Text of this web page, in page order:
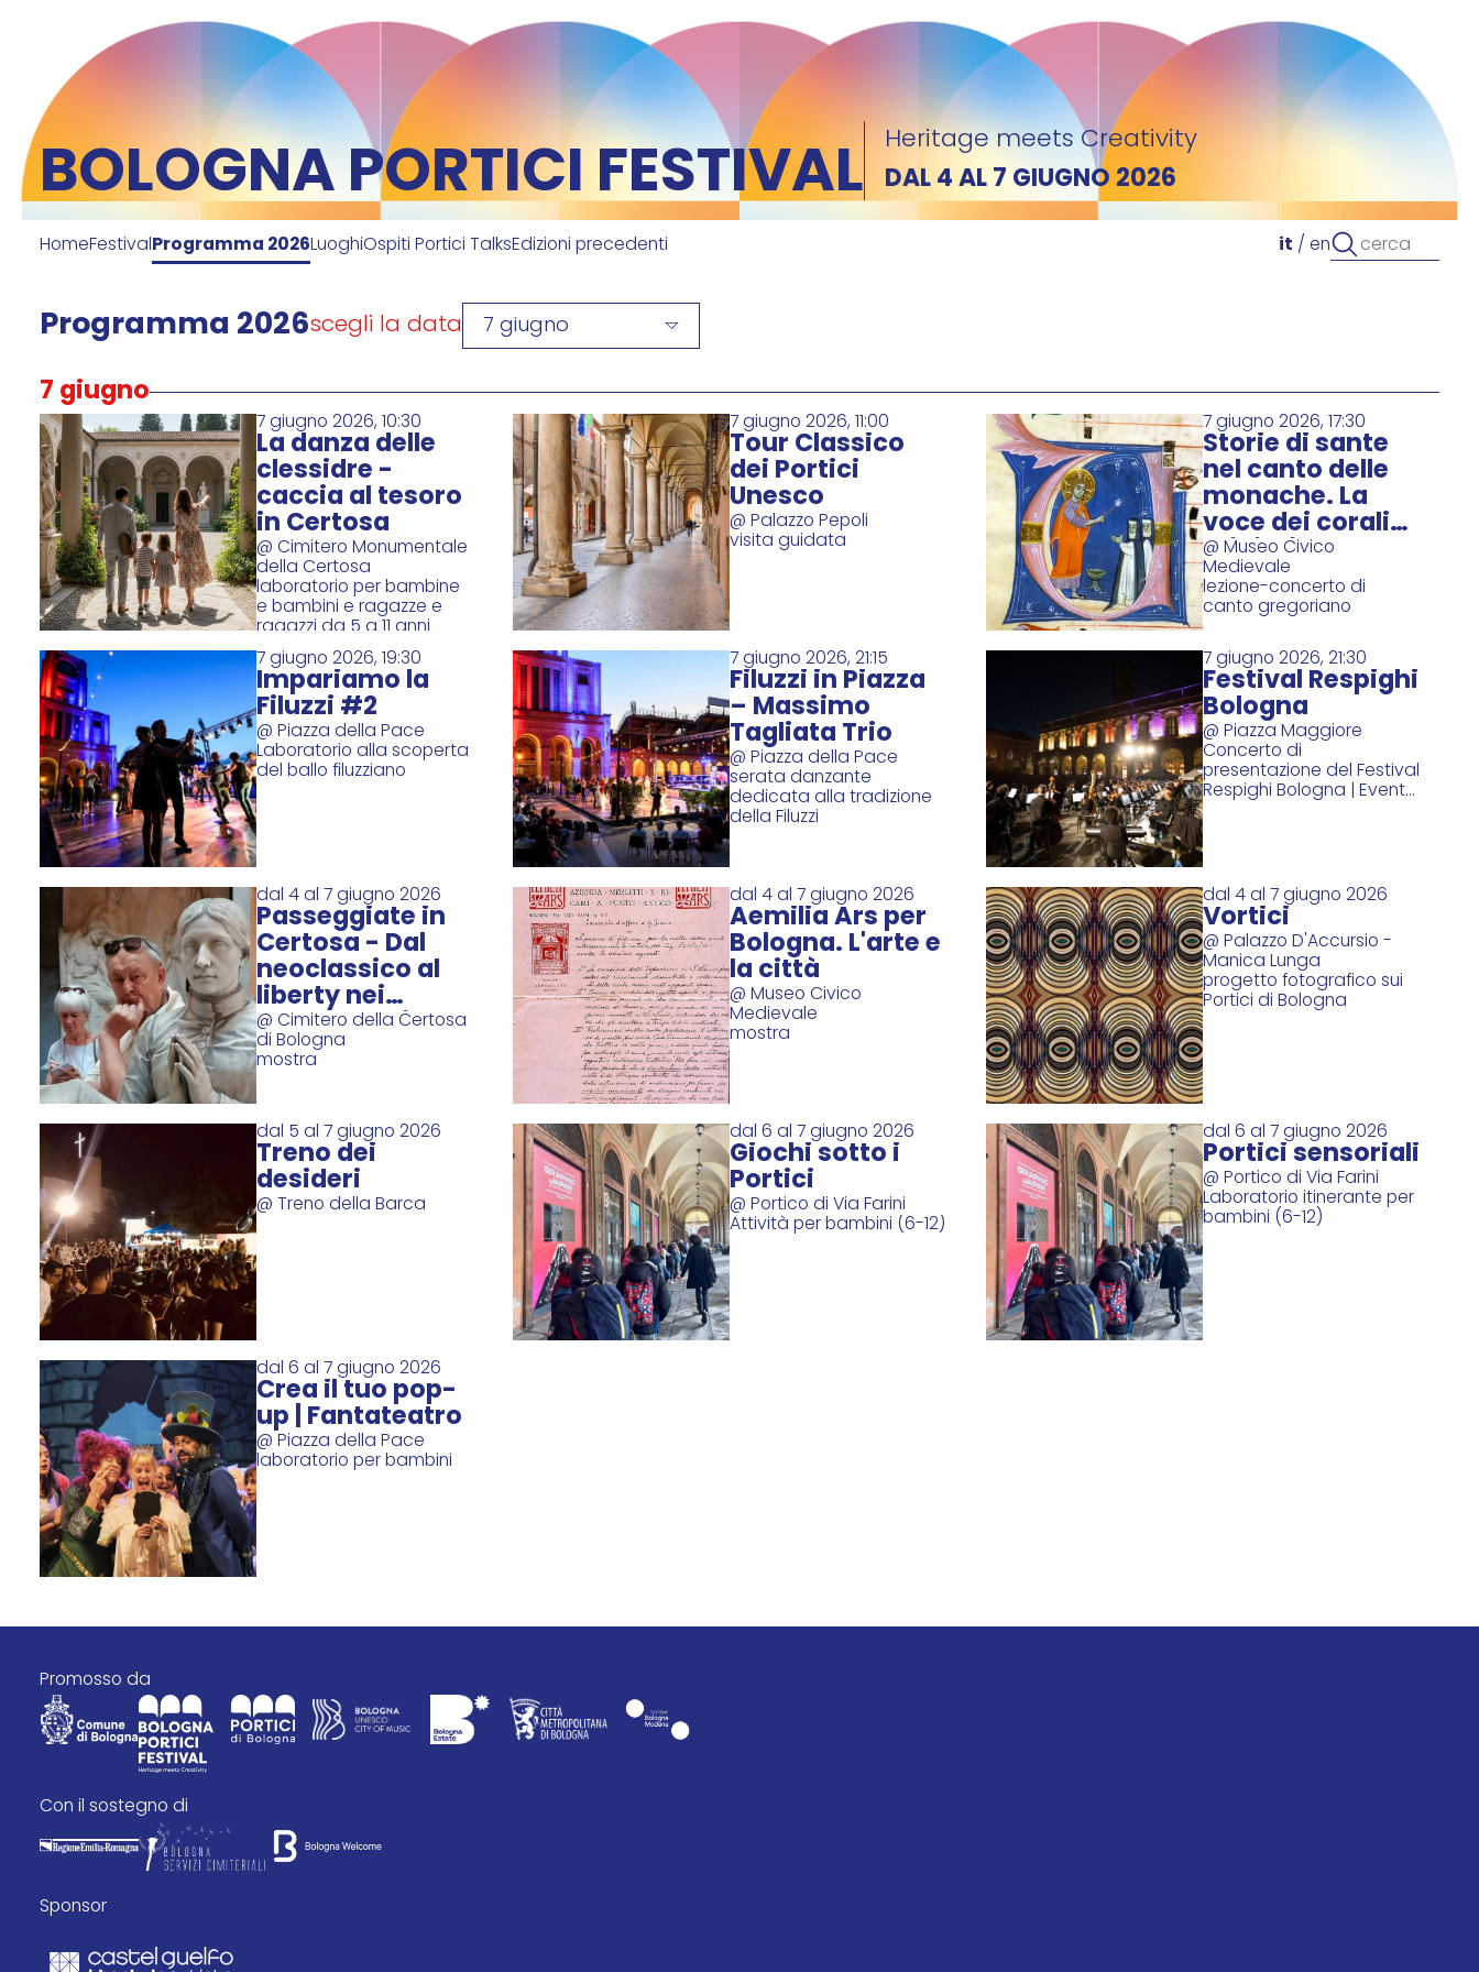
BOLOGNA PORTICI FESTIVAL Heritage meets Creativity
DAL 4 AL 7 GIUGNO 2026
HomeFestivalProgramma 2026LuoghiOspiti Portici TalksEdizioni precedenti it/en
Programma 2026scegli la data 7 giugno
7 giugno
7 giugno 2026, 10:30
La danza delle
clessidre -
caccia al tesoro
in Certosa
@ Cimitero Monumentale
della Certosa
laboratorio per bambine
e bambini e ragazze e
ragazzi da 5 a 11 anni
7 giugno 2026, 11:00
Tour Classico
dei Portici
Unesco
@ Palazzo Pepoli
visita guidata
7 giugno 2026, 17:30
Storie di sante
nel canto delle
monache. La
voce dei corali
miniati
@ Museo Civico
Medievale
lezione-concerto di
canto gregoriano
7 giugno 2026, 19:30
Impariamo la
Filuzzi #2
@ Piazza della Pace
Laboratorio alla scoperta
del ballo filuzziano
7 giugno 2026, 21:15
Filuzzi in Piazza
– Massimo
Tagliata Trio
@ Piazza della Pace
serata danzante
dedicata alla tradizione
della Filuzzi
7 giugno 2026, 21:30
Festival Respighi
Bologna
@ Piazza Maggiore
Concerto di
presentazione del Festival
Respighi Bologna | Evento
dal 4 al 7 giugno 2026
Passeggiate in
Certosa - Dal
neoclassico al
liberty nei
monumenti
funerari
@ Cimitero della Certosa
di Bologna
mostra
dal 4 al 7 giugno 2026
Aemilia Ars per
Bologna. L'arte e
la città
@ Museo Civico
Medievale
mostra
dal 4 al 7 giugno 2026
Vortici
@ Palazzo D'Accursio -
Manica Lunga
progetto fotografico sui
Portici di Bologna
dal 5 al 7 giugno 2026
Treno dei
desideri
@ Treno della Barca
dal 6 al 7 giugno 2026
Giochi sotto i
Portici
@ Portico di Via Farini
Attività per bambini (6-12)
dal 6 al 7 giugno 2026
Portici sensoriali
@ Portico di Via Farini
Laboratorio itinerante per
bambini (6-12)
dal 6 al 7 giugno 2026
Crea il tuo pop-
up | Fantateatro
@ Piazza della Pace
laboratorio per bambini
promosso da
con il sostegno di
Sponsor